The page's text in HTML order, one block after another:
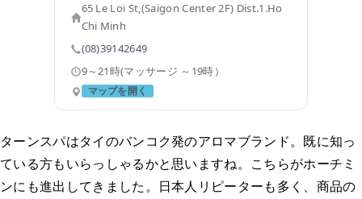
65 Le Loi St,(Saigon Center 2F) Dist.1.Ho
Chi Minh
(08)39142649
9～21時(マッサージ ～19時）
マップを開く
ターンスパはタイのバンコク発のアロマブランド。既に知っ
ている方もいらっしゃるかと思いますね。こちらがホーチミ
ンにも進出してきました。日本人リピーターも多く、商品の